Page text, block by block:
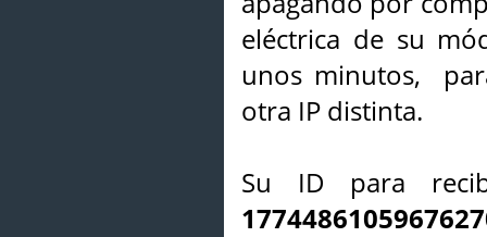
eléctrica de su
unos minutos,
otra IP distinta.
Su ID para